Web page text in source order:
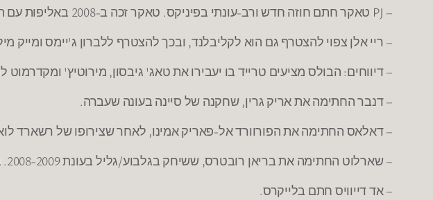
– PJ טאקר חתם חוזה חדש ורב-עונתי בפיניקס. טאקר זכה ב-2008 באליפות עם הפועל חולון, ושיחק תקופה קצרה גם בבני השרון.
– ריי אלן צפוי להצטרף גם הוא לקליבלנד, ובכך להצטרף ללברון ג'יימס ומייק
– דיווחים: הבולס מציעים טרייד בו יעבירו את טאג' גיבסון, מירוטיץ'
– דנבר החתימה את אריק גרין, שחקנה של סיינה בעונה שעברה.
– דאלאס החתימה את הפורוורד אל-פאריק אמינו, לאחר שצירופו של רשארד
– שארלוט החתימה את בריאן רובטרס, ששיחק בגלבוע/גליל בעונת 2008-2009. בעונה שעברה שיחק בניו אולינס פליקנס.
– אד דייוויס חתם בלייקרס.